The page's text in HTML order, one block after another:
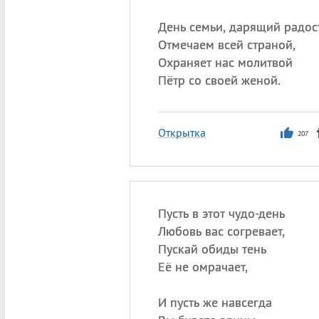
День семьи, дарящий
Отмечаем всей страной,
Охраняет нас молитвой
Пётр со своей женой.
Открытка 207
Пусть в этот чудо-день
Любовь вас согревает,
Пускай обиды тень
Её не омрачает,
И пусть же навсегда